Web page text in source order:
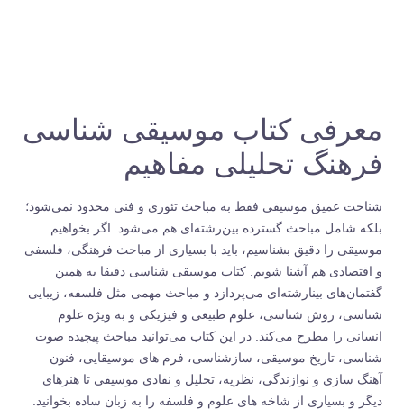
معرفی کتاب موسیقی شناسی
فرهنگ تحلیلی مفاهیم
شناخت عمیق موسیقی فقط به مباحث تئوری و فنی محدود نمی‌شود؛
بلکه شامل مباحث گسترده بین‌رشته‌ای هم می‌شود. اگر بخواهیم
موسیقی را دقیق بشناسیم، باید با بسیاری از مباحث فرهنگی، فلسفی
و اقتصادی هم آشنا شویم. کتاب موسیقی شناسی دقیقا به همین
گفتمان‌های بینارشته‌ای می‌پردازد و مباحث مهمی مثل فلسفه، زیبایی
شناسی، روش شناسی، علوم طبیعی و فیزیکی و به ویژه علوم
انسانی را مطرح می‌کند. در این کتاب می‌توانید مباحث پیچیده صوت
شناسی، تاریخ موسیقی، سازشناسی، فرم های موسیقایی، فنون
آهنگ سازی و نوازندگی، نظریه، تحلیل و نقادی موسیقی تا هنرهای
دیگر و بسیاری از شاخه های علوم و فلسفه را به زبان ساده بخوانید.